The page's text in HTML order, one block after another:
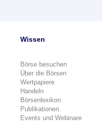
Wissen
Börse besuchen
Über die Börsen
Wertpapiere
Handeln
Börsenlexikon
Publikationen
Events und Webinare